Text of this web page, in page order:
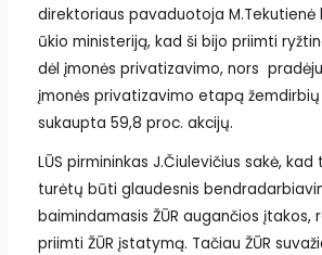
direktoriaus pavaduotoja M.Tekutienė
ūkio ministeriją, kad ši bijo priimti
dėl įmonės privatizavimo, nors
įmonės privatizavimo etapą
sukaupta 59,8 proc. akcijų.
LŪS pirmininkas J.Čiulevičius sakė, kad
turėtų būti glaudesnis
baimindamasis ŽŪR augančios įtakos,
priimti ŽŪR įstatymą. Tačiau ŽŪR